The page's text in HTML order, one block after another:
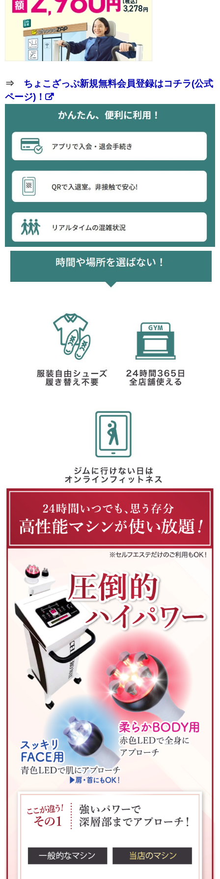
⇒ ちょこざっぷ新規無料会員登録はコチラ(公式
ページ)！